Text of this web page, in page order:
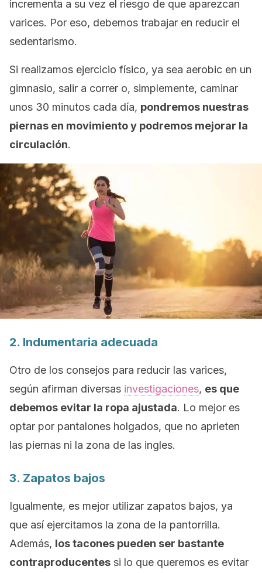
incrementa a su vez el riesgo de que aparezcan
varices. Por eso, debemos trabajar en reducir el
sedentarismo.
Si realizamos ejercicio físico, ya sea aerobic en un
gimnasio, salir a correr o, simplemente, caminar
unos 30 minutos cada día, pondremos nuestras
piernas en movimiento y podremos mejorar la
circulación.
2. Indumentaria adecuada
Otro de los consejos para reducir las varices,
según afirman diversas investigaciones, es que
debemos evitar la ropa ajustada. Lo mejor es
optar por pantalones holgados, que no aprieten
las piernas ni la zona de las ingles.
3. Zapatos bajos
Igualmente, es mejor utilizar zapatos bajos, ya
que así ejercitamos la zona de la pantorrilla.
Además, los tacones pueden ser bastante
contraproducentes si lo que queremos es evitar